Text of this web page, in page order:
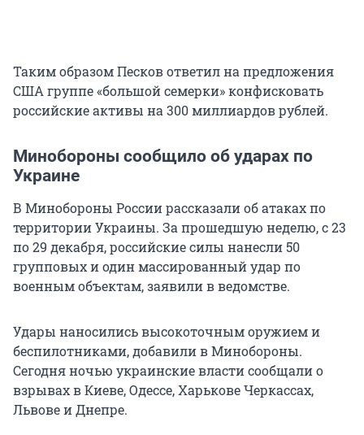
Таким образом Песков ответил на предложения
США группе «большой семерки» конфисковать
российские активы на 300 миллиардов рублей.
Минобороны сообщило об ударах по
Украине
В Минобороны России рассказали об атаках по
территории Украины. За прошедшую неделю, с 23
по 29 декабря, российские силы нанесли 50
групповых и один массированный удар по
военным объектам, заявили в ведомстве.
Удары наносились высокоточным оружием и
беспилотниками, добавили в Минобороны.
Сегодня ночью украинские власти сообщали о
взрывах в Киеве, Одессе, Харькове Черкассах,
Львове и Днепре.